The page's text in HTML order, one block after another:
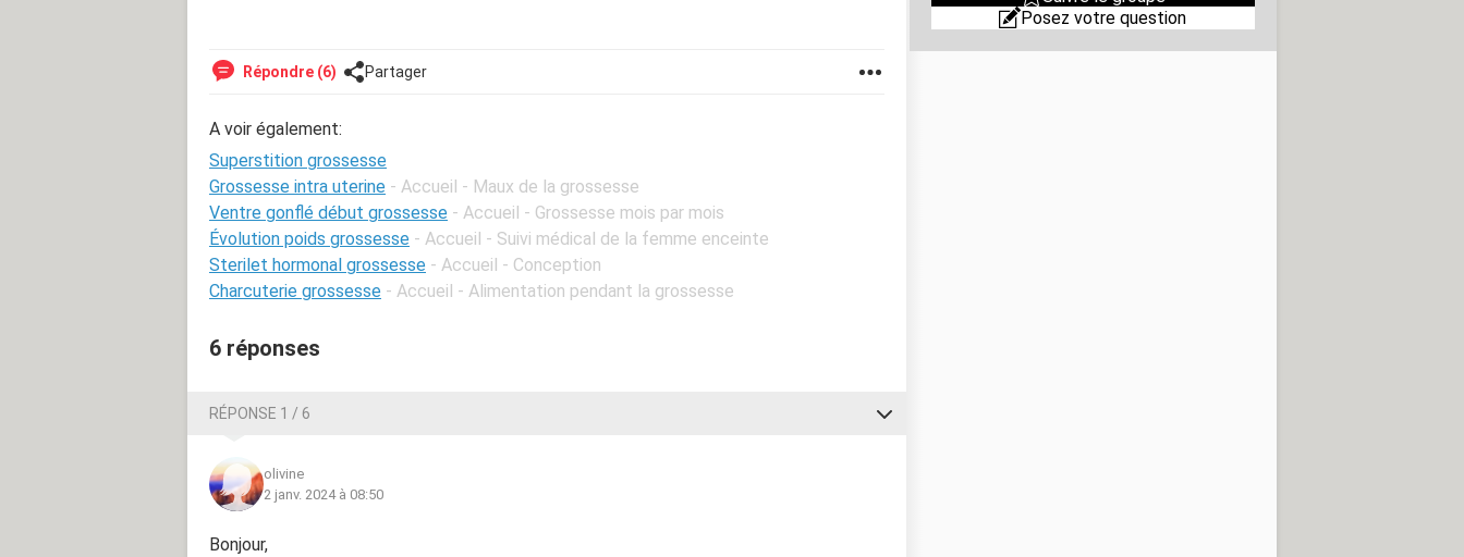
Répondre (6) Partager
A voir également:
Superstition grossesse
Grossesse intra uterine - Accueil - Maux de la grossesse
Ventre gonflé début grossesse - Accueil - Grossesse mois par mois
Évolution poids grossesse - Accueil - Suivi médical de la femme enceinte
Sterilet hormonal grossesse - Accueil - Conception
Charcuterie grossesse - Accueil - Alimentation pendant la grossesse
6 réponses
RÉPONSE 1 / 6
olivine
2 janv. 2024 à 08:50
Bonjour,
Posez votre question